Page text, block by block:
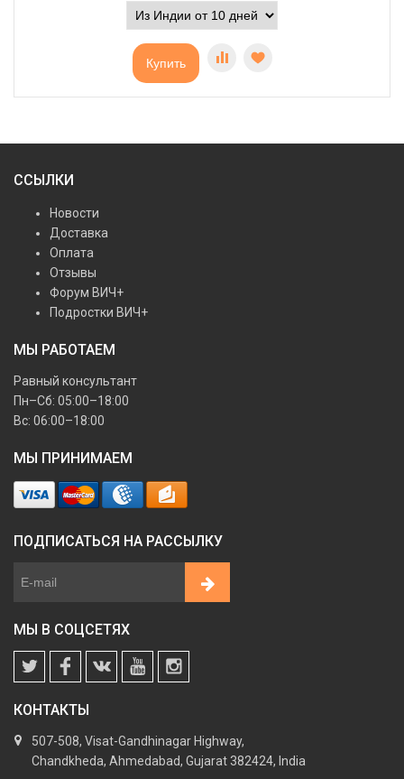
Купить
ССЫЛКИ
Новости
Доставка
Оплата
Отзывы
Форум ВИЧ+
Подростки ВИЧ+
МЫ РАБОТАЕМ
Равный консультант
Пн–Сб: 05:00–18:00
Вс: 06:00–18:00
МЫ ПРИНИМАЕМ
ПОДПИСАТЬСЯ НА РАССЫЛКУ
МЫ В СОЦСЕТЯХ
КОНТАКТЫ
507-508, Visat-Gandhinagar Highway,
Chandkheda, Ahmedabad, Gujarat 382424, India